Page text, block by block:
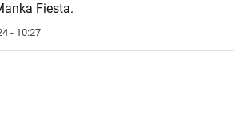
Fiesta.
- 10:27